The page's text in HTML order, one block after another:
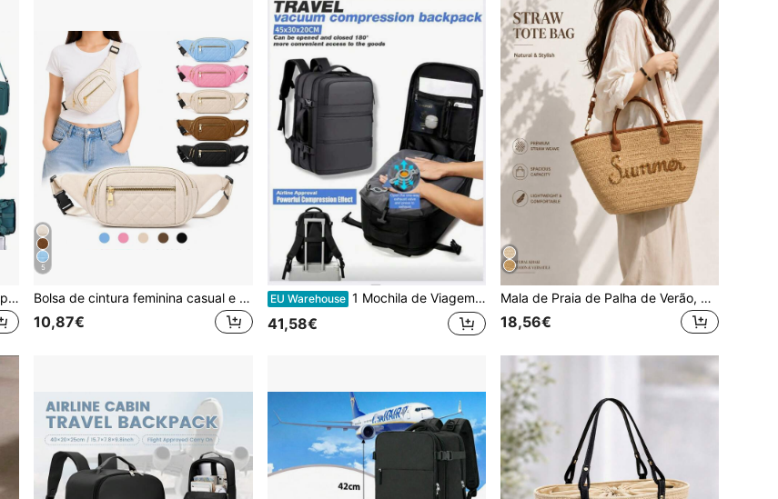
Mochila de Viagem de Grande Capacidade (1 Peça), com Compartimento para Sapatos, Mochila Leve para Portátil de Uso Diário, Elegante Mala de Viagem e Deslocações
5
Bolsa de cintura feminina casual e moderna para o dia a dia, com vários bolsos, unissex, disponível em diversas cores, alça de ombro ajustável e vários zíperes.
10,87€
EU Warehouse 1 Mochila de Viagem de Grande Capacidade com Compressão a Vácuo e Design de Tira para Bagagem, Mala de Cabine 45x20x30, para Homem e Mulher
41,58€
Mala de Praia de Palha de Verão, Grande Capacidade, Trançada, de Ombro e a Tiracolo
18,56€